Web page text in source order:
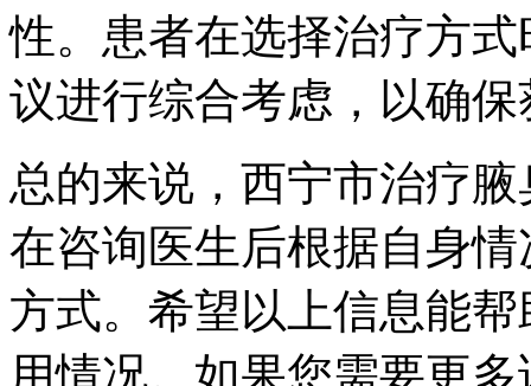
性。患者在选择治疗方
议进行综合考虑，以确
总的来说，西宁市治疗
在咨询医生后根据自身
方式。希望以上信息能
用情况。如果您需要更